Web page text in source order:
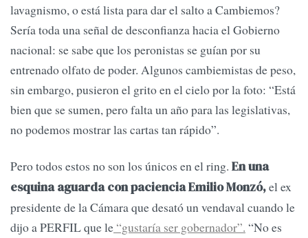
lavagnismo, o está lista para dar el salto a Cambiemos?
Sería toda una señal de desconfianza hacia el Gobierno
nacional: se sabe que los peronistas se guían por su
entrenado olfato de poder. Algunos cambiemistas de peso,
sin embargo, pusieron el grito en el cielo por la foto: “Está
bien que se sumen, pero falta un año para las legislativas,
no podemos mostrar las cartas tan rápido”.
Pero todos estos no son los únicos en el ring. En una
esquina aguarda con paciencia Emilio Monzó,el ex
presidente de la Cámara que desató un vendaval cuando le
dijo a PERFIL que le “gustaría ser gobernador”. “No es